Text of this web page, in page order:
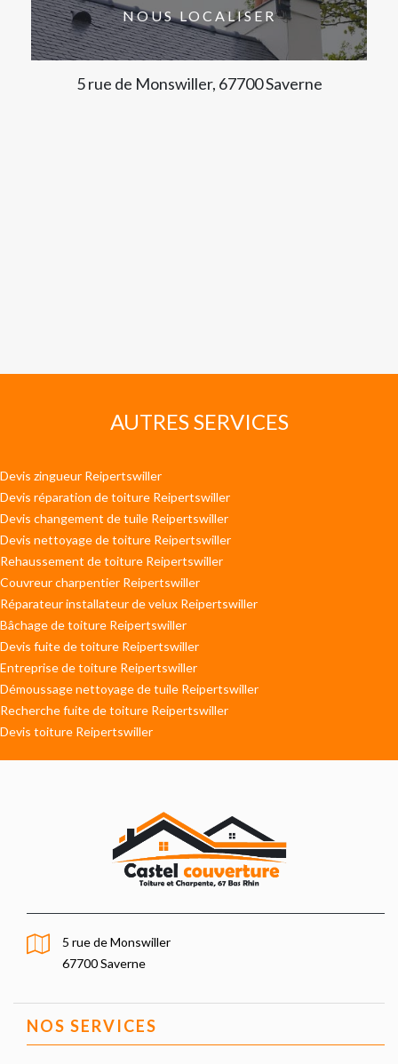
NOUS LOCALISER
5 rue de Monswiller, 67700 Saverne
AUTRES SERVICES
Devis zingueur Reipertswiller
Devis réparation de toiture Reipertswiller
Devis changement de tuile Reipertswiller
Devis nettoyage de toiture Reipertswiller
Rehaussement de toiture Reipertswiller
Couvreur charpentier Reipertswiller
Réparateur installateur de velux Reipertswiller
Bâchage de toiture Reipertswiller
Devis fuite de toiture Reipertswiller
Entreprise de toiture Reipertswiller
Démoussage nettoyage de tuile Reipertswiller
Recherche fuite de toiture Reipertswiller
Devis toiture Reipertswiller
5 rue de Monswiller
67700 Saverne
NOS SERVICES